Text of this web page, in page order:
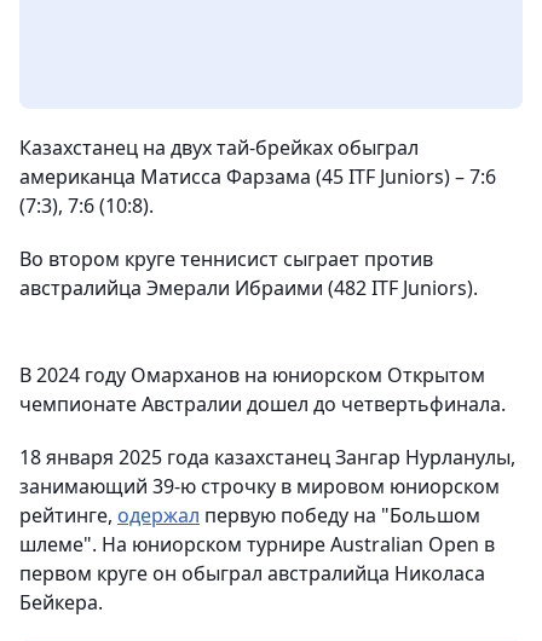
Казахстанец на двух тай-брейках обыграл
американца Матисса Фарзама (45 ITF Juniors) – 7:6
(7:3), 7:6 (10:8).
Во втором круге теннисист сыграет против
австралийца Эмерали Ибраими (482 ITF Juniors).
В 2024 году Омарханов на юниорском Открытом
чемпионате Австралии дошел до четвертьфинала.
18 января 2025 года казахстанец Зангар Нурланулы,
занимающий 39-ю строчку в мировом юниорском
рейтинге, одержал первую победу на "Большом
шлеме". На юниорском турнире Australian Open в
первом круге он обыграл австралийца Николаса
Бейкера.